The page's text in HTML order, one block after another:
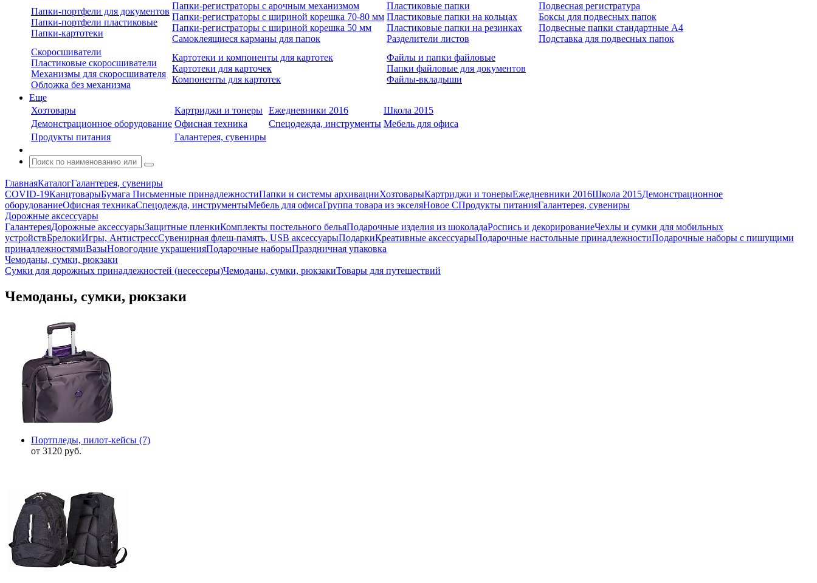
Папки-портфели для документов
Папки-портфели пластиковые
Папки-картотеки
Папки-регистраторы с арочным механизмом
Папки-регистраторы с шириной корешка 70-80 мм
Папки-регистраторы с шириной корешка 50 мм
Самоклеящиеся карманы для папок
Пластиковые папки
Пластиковые папки на кольцах
Пластиковые папки на резинках
Разделители листов
Подвесная регистратура
Боксы для подвесных папок
Подвесные папки стандартные А4
Подставка для подвесных папок
Скоросшиватели
Пластиковые скоросшиватели
Механизмы для скоросшивателя
Обложка без механизма
Картотеки и компоненты для картотек
Картотеки для карточек
Компоненты для картотек
Файлы и папки файловые
Папки файловые для документов
Файлы-вкладыши
Еще
Хозтовары
Картриджи и тонеры Ежедневники 2016
Школа 2015
Демонстрационное оборудование Офисная техника Спецодежда, инструменты Мебель для офиса
Продукты питания
Галантерея, сувениры
ГлавнаяКаталогГалантерея, сувениры
COVID-19КанцтоварыБумага Письменные принадлежностиПапки и системы архивацииХозтоварыКартриджи и тонерыЕжедневники 2016Школа 2015Демонстрационное
оборудованиеОфисная техникаСпецодежда, инструментыМебель для офисаГруппа товара из экселяНовое СПродукты питанияГалантерея, сувениры
Дорожные аксессуары
ГалантереяДорожные аксессуарыЗащитные пленкиКомплекты постельного бельяПодарочные изделия из шоколадаРоспись и декорированиеЧехлы и сумки для мобильных
устройствБрелокиИгры, АнтистрессСувенирная флеш-память, USB аксессуарыПодаркиКреативные аксессуарыПодарочные настольные принадлежностиПодарочные наборы с пишущими
принадлежностямиВазыНовогодние украшенияПодарочные наборыПраздничная упаковка
Чемоданы, сумки, рюкзаки
Сумки для дорожных принадлежностей (несессеры)Чемоданы, сумки, рюкзакиТовары для путешествий
Чемоданы, сумки, рюкзаки
Портпледы, пилот-кейсы (7)
от 3120 руб.